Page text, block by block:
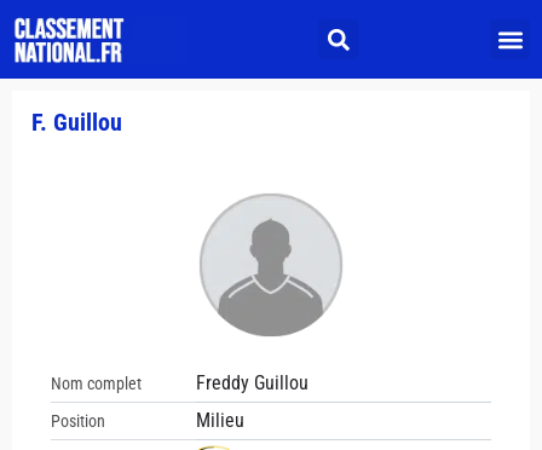
F. Guillou
Nom complet Freddy Guillou
Position Milieu